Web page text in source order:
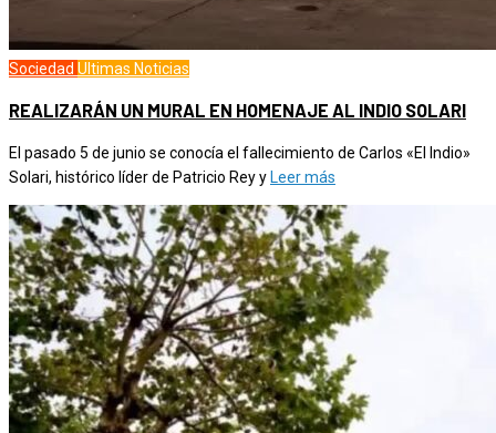
Sociedad Ultimas Noticias
REALIZARÁN UN MURAL EN HOMENAJE AL INDIO SOLARI
El pasado 5 de junio se conocía el fallecimiento de Carlos «El Indio»
Solari, histórico líder de Patricio Rey y Leer más